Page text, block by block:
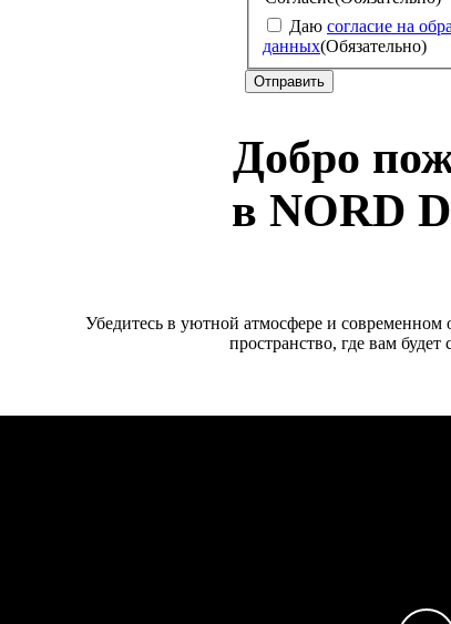
Даю согласие на
данных(Обязательно)
Добро
в NORD
Убедитесь в уютной атмосфере и
пространство, где вам